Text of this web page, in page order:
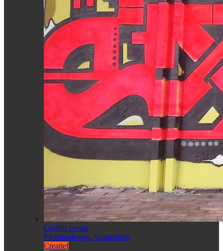
Graffiti feestje
Flevoparkweg, Amsterdam
Creatief